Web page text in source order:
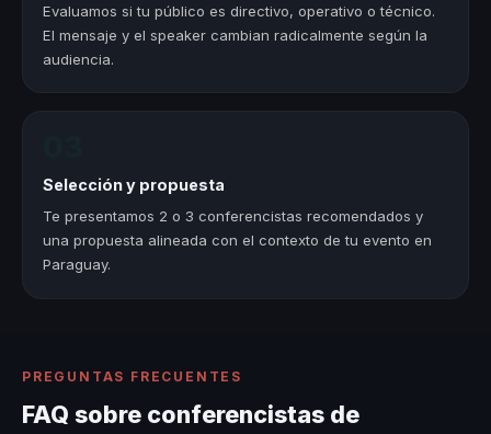
Evaluamos si tu público es directivo, operativo o técnico.
El mensaje y el speaker cambian radicalmente según la
audiencia.
Selección y propuesta
Te presentamos 2 o 3 conferencistas recomendados y
una propuesta alineada con el contexto de tu evento en
Paraguay.
PREGUNTAS FRECUENTES
FAQ sobre conferencistas de